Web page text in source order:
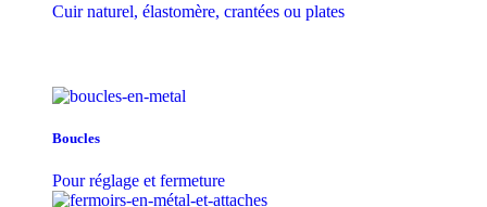
Cuir naturel, élastomère, crantées ou plates
Boucles
Pour réglage et fermeture